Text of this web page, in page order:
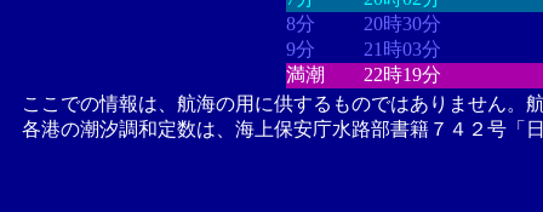
8分
20時30分
9分
21時03分
満潮
22時19分
ここでの情報は、航海の用に供するものではありません。
各港の潮汐調和定数は、海上保安庁水路部書籍７４２号「